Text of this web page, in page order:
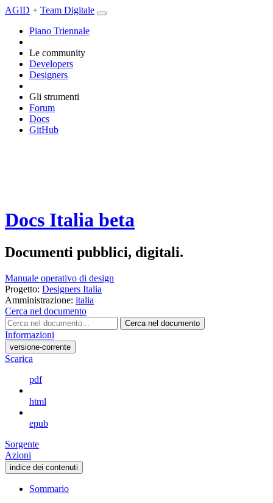
AGID + Team Digitale
Piano Triennale
Le community
Developers
Designers
Gli strumenti
Forum
Docs
GitHub
Docs Italia beta
Documenti pubblici, digitali.
Manuale operativo di design
Progetto: Designers Italia
Amministrazione: italia
Cerca nel documento
Cerca nel documento
Informazioni
versione-corrente
Scarica
pdf
html
epub
Sorgente
Azioni
indice dei contenuti
Sommario